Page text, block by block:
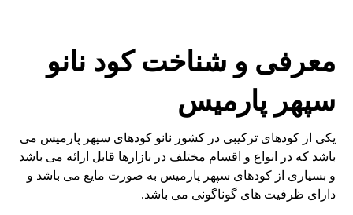
معرفی و شناخت کود نانو
سپهر پارمیس
یکی از کودهای ترکیبی در کشور نانو کودهای سپهر پارمیس می
باشد که در انواع و اقسام مختلف در بازارها قابل ارائه می باشد
و بسیاری از کودهای سپهر پارمیس به صورت مایع می باشد و
دارای ظرفیت های گوناگونی می باشد.